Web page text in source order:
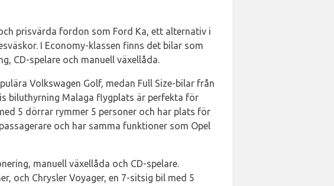
prisvärda fordon som Ford Ka, ett alternativ i
I Economy-klassen finns det bilar som
CD-spelare och manuell växellåda.
Volkswagen Golf, medan Full Size-bilar från
biluthyrning Malaga flygplats är perfekta för
5 dörrar rymmer 5 personer och har plats för
och har samma funktioner som Opel
manuell växellåda och CD-spelare.
och Chrysler Voyager, en 7-sitsig bil med 5